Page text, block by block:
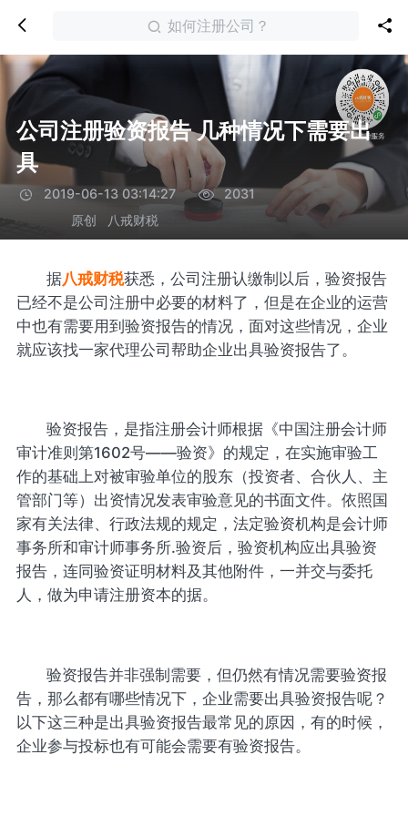
如何注册公司？
公司注册验资报告 几种情况下需要出
具
2019-06-13 03:14:27
2031
原创
八戒财税
据八戒财税获悉，公司注册认缴制以后，验资报告
已经不是公司注册中必要的材料了，但是在企业的运营
中也有需要用到验资报告的情况，面对这些情况，企业
就应该找一家代理公司帮助企业出具验资报告了。
验资报告，是指注册会计师根据《中国注册会计师
审计准则第1602号——验资》的规定，在实施审验工
作的基础上对被审验单位的股东（投资者、合伙人、主
管部门等）出资情况发表审验意见的书面文件。依照国
家有关法律、行政法规的规定，法定验资机构是会计师
事务所和审计师事务所.验资后，验资机构应出具验资
报告，连同验资证明材料及其他附件，一并交与委托
人，做为申请注册资本的据。
验资报告并非强制需要，但仍然有情况需要验资报
告，那么都有哪些情况下，企业需要出具验资报告呢？
以下这三种是出具验资报告最常见的原因，有的时候，
企业参与投标也有可能会需要有验资报告。